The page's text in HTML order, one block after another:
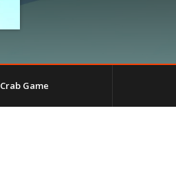
Crab Game